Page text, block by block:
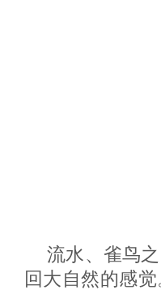
流水、雀鸟
回大自然的感